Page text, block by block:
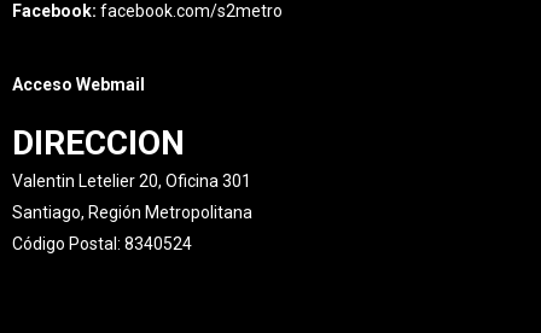
Facebook: facebook.com/s2metro
Acceso Webmail
DIRECCION
Valentin Letelier 20, Oficina 301
Santiago, Región Metropolitana
Código Postal: 8340524